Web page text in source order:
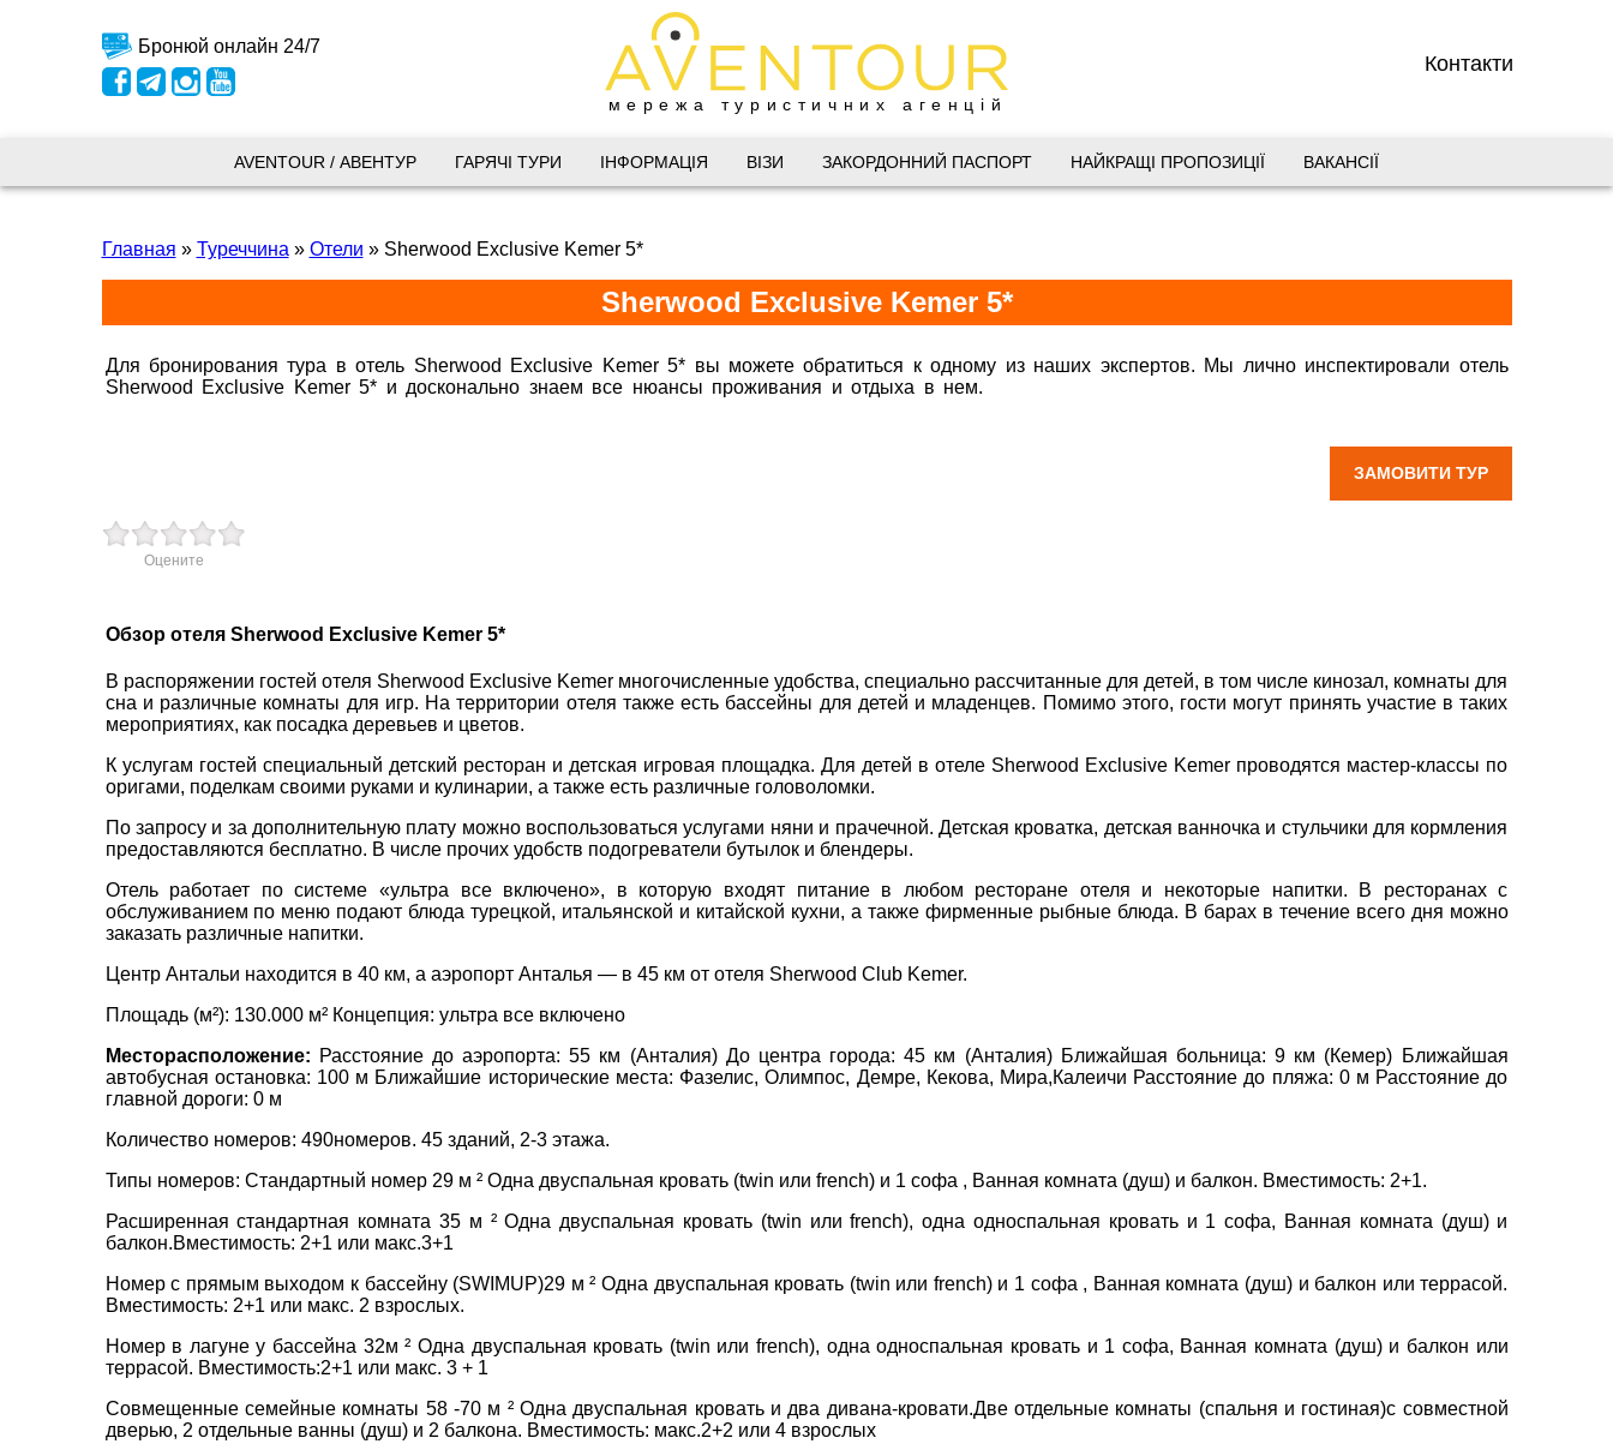
Бронюй онлайн 24/7
мережа туристичних агенцій
Контакти
+38 (067) 180-32-43
+38 (099) 180-32-43,
+38 (093) 180-32-43,
0800 33 01 80
kyiv@aventour.ua
Пн. - Пт. 9:00 - 18:00
Дніпро
+38 (099) 180-32-43,
0800 33 01 80
dp_city@aventour.ua
Запоріжжя
+38 (067) 180-32-43
+38 (093) 180-32-43,
0800 33 01 80
zp_city@aventour.ua
Пн. - Пт. 9:00 - 18:00
Сб 10:00 - 15:00
+38 (093) 180-32-43,
0800 33 01 80
Пн. - Пт. 9:00 - 18:00
AVENTOUR / АВЕНТУР ГАРЯЧІ ТУРИ ІНФОРМАЦІЯ ВІЗИ ЗАКОРДОННИЙ ПАСПОРТ НАЙКРАЩІ ПРОПОЗИЦІЇ ВАКАНСІЇ
Главная » Туреччина » Отели » Sherwood Exclusive Kemer 5*
Sherwood Exclusive Kemer 5*
Для бронирования тура в отель Sherwood Exclusive Kemer 5* вы можете обратиться к одному из наших экспертов. Мы лично инспектировали отель
Sherwood Exclusive Kemer 5* и досконально знаем все нюансы проживания и отдыха в нем.
ЗАМОВИТИ ТУР
Оцените
Обзор отеля Sherwood Exclusive Kemer 5*
В распоряжении гостей отеля Sherwood Exclusive Kemer многочисленные удобства, специально рассчитанные для детей, в том числе кинозал, комнаты для
сна и различные комнаты для игр. На территории отеля также есть бассейны для детей и младенцев. Помимо этого, гости могут принять участие в таких
мероприятиях, как посадка деревьев и цветов.
К услугам гостей специальный детский ресторан и детская игровая площадка. Для детей в отеле Sherwood Exclusive Kemer проводятся мастер-классы по
оригами, поделкам своими руками и кулинарии, а также есть различные головоломки.
По запросу и за дополнительную плату можно воспользоваться услугами няни и прачечной. Детская кроватка, детская ванночка и стульчики для кормления
предоставляются бесплатно. В числе прочих удобств подогреватели бутылок и блендеры.
Отель работает по системе «ультра все включено», в которую входят питание в любом ресторане отеля и некоторые напитки. В ресторанах с
обслуживанием по меню подают блюда турецкой, итальянской и китайской кухни, а также фирменные рыбные блюда. В барах в течение всего дня можно
заказать различные напитки.
Центр Антальи находится в 40 км, а аэропорт Анталья — в 45 км от отеля Sherwood Club Kemer.
Площадь (м²): 130.000 м² Концепция: ультра все включено
Месторасположение: Расстояние до аэропорта: 55 км (Анталия) До центра города: 45 км (Анталия) Ближайшая больница: 9 км (Кемер) Ближайшая
автобусная остановка: 100 м Ближайшие исторические места: Фазелис, Олимпос, Демре, Кекова, Мира,Калеичи Расстояние до пляжа: 0 м Расстояние до
главной дороги: 0 м
Количество номеров: 490номеров. 45 зданий, 2-3 этажа.
Типы номеров: Стандартный номер 29 м ² Одна двуспальная кровать (twin или french) и 1 софа , Ванная комната (душ) и балкон. Вместимость: 2+1.
Расширенная стандартная комната 35 м ² Одна двуспальная кровать (twin или french), одна односпальная кровать и 1 софа, Ванная комната (душ) и
балкон.Вместимость: 2+1 или макс.3+1
Номер с прямым выходом к бассейну (SWIMUP)29 м ² Одна двуспальная кровать (twin или french) и 1 софа , Ванная комната (душ) и балкон или террасой.
Вместимость: 2+1 или макс. 2 взрослых.
Номер в лагуне у бассейна 32м ² Одна двуспальная кровать (twin или french), одна односпальная кровать и 1 софа, Ванная комната (душ) и балкон или
террасой. Вместимость:2+1 или макс. 3 + 1
Совмещенные семейные комнаты 58 -70 м ² Одна двуспальная кровать и два дивана-кровати.Две отдельные комнаты (спальня и гостиная)с совместной
дверью, 2 отдельные ванны (душ) и 2 балкона. Вместимость: макс.2+2 или 4 взрослых